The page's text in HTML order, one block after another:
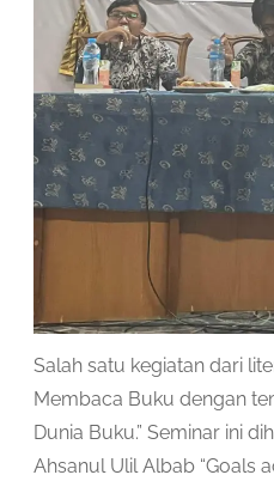
Salah satu kegiatan dari
Membaca Buku dengan
Dunia Buku.” Seminar ini
Ahsanul Ulil Albab “Goals